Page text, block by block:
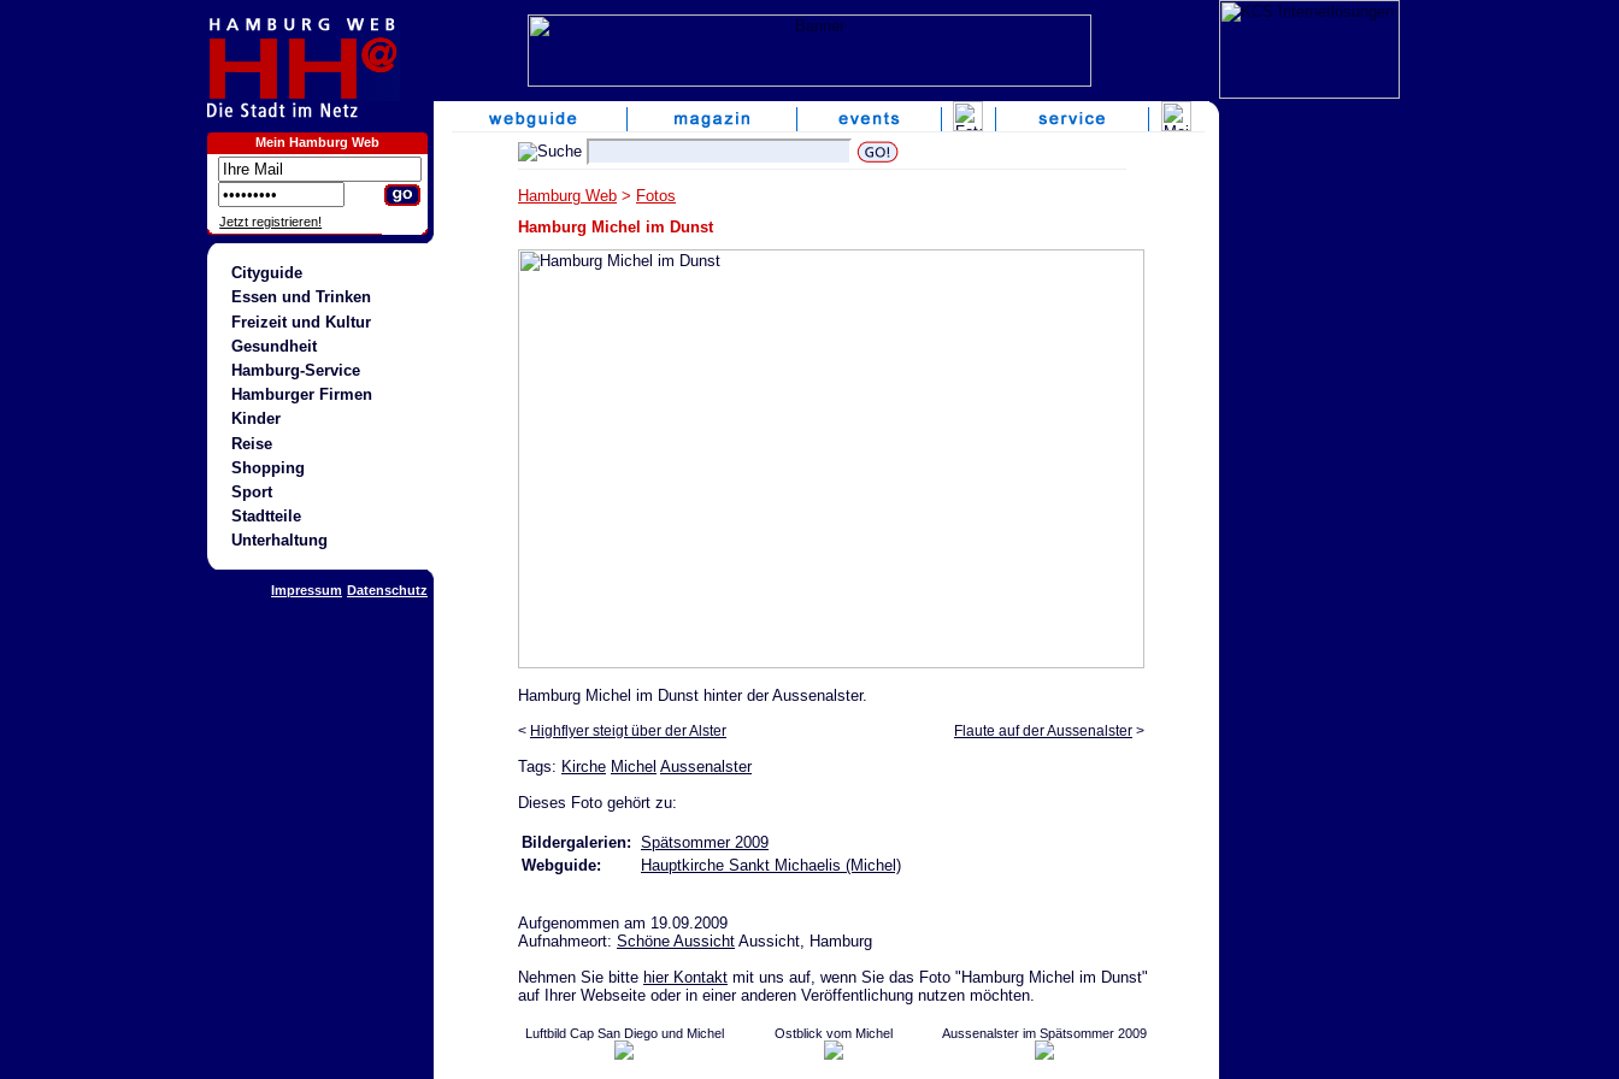
Mein Hamburg Web
Jetzt registrieren!
Cityguide
Essen und Trinken
Freizeit und Kultur
Gesundheit
Hamburg-Service
Hamburger Firmen
Kinder
Reise
Shopping
Sport
Stadtteile
Unterhaltung
Impressum Datenschutz
Hamburg Web > Fotos
Hamburg Michel im Dunst
Hamburg Michel im Dunst hinter der Aussenalster.
< Highflyer steigt über der Alster Flaute auf der Aussenalster >
Tags: Kirche Michel Aussenalster
Dieses Foto gehört zu:
Bildergalerien: Spätsommer 2009
Webguide:
Hauptkirche Sankt Michaelis (Michel)
Aufgenommen am 19.09.2009
Aufnahmeort: Schöne Aussicht Aussicht, Hamburg
Nehmen Sie bitte hier Kontakt mit uns auf, wenn Sie das Foto "Hamburg Michel im Dunst"
auf Ihrer Webseite oder in einer anderen Veröffentlichung nutzen möchten.
Luftbild Cap San Diego und Michel Ostblick vom Michel Aussenalster im Spätsommer 2009